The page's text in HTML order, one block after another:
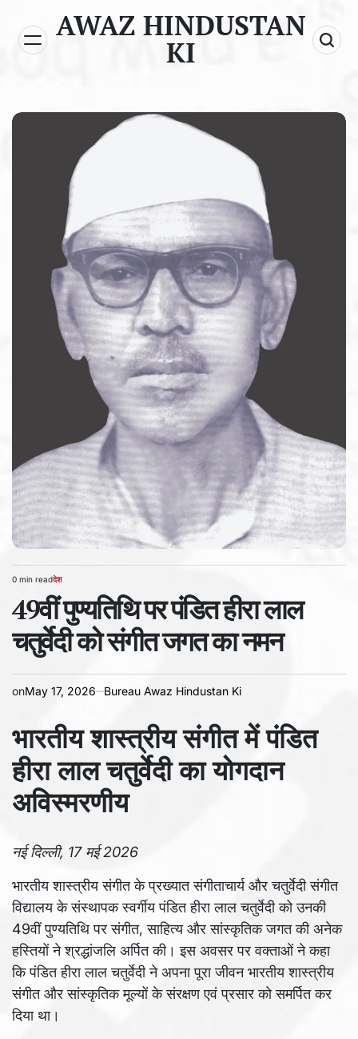
content
AWAZ HINDUSTAN
KI
Estimated
time
0 min readPOSTED
IN
देश
49वीं पुण्यतिथि पर पंडित हीरा लाल
चतुर्वेदी को संगीत जगत का नमन
onMay 17, 2026 Bureau Awaz Hindustan Ki
भारतीय शास्त्रीय संगीत में पंडित
हीरा लाल चतुर्वेदी का योगदान
अविस्मरणीय
नई दिल्ली, 17 मई 2026
भारतीय शास्त्रीय संगीत के प्रख्यात संगीताचार्य और चतुर्वेदी संगीत
विद्यालय के संस्थापक स्वर्गीय पंडित हीरा लाल चतुर्वेदी को उनकी
49वीं पुण्यतिथि पर संगीत, साहित्य और सांस्कृतिक जगत की अनेक
हस्तियों ने श्रद्धांजलि अर्पित की। इस अवसर पर वक्ताओं ने कहा
कि पंडित हीरा लाल चतुर्वेदी ने अपना पूरा जीवन भारतीय शास्त्रीय
संगीत और सांस्कृतिक मूल्यों के संरक्षण एवं प्रसार को समर्पित कर
दिया था।